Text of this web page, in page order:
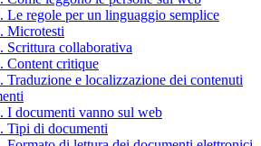
Le regole per un linguaggio semplice
Microtesti
Scrittura collaborativa
Content critique
Traduzione e localizzazione dei contenuti
I documenti vanno sul web
Tipi di documenti